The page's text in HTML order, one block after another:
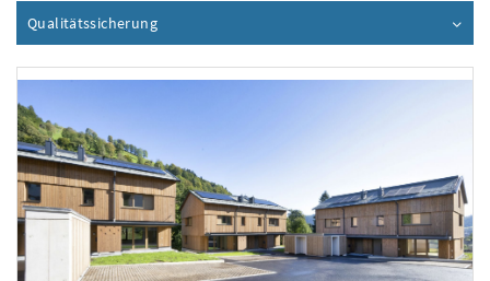
QualitätssicherungInhalt aufklappen